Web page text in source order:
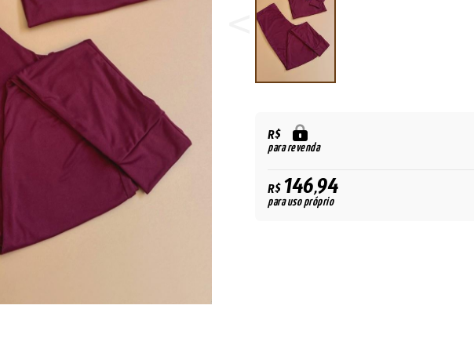
SAÍDAS DE PRAIA
SANDÁLIAS
SHORTS E SAIAS
TÊNIS
TOP DE BIQUÍNI
TOP E CROPPEDS
R$
para revenda
R$146,94
para uso próprio